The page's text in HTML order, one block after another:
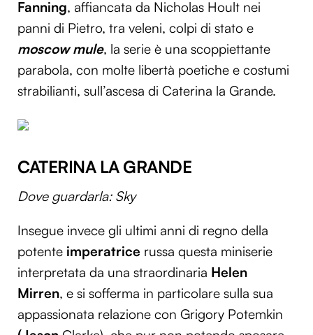
Fanning, affiancata da Nicholas Hoult nei
panni di Pietro, tra veleni, colpi di stato e
moscow mule, la serie è una scoppiettante
parabola, con molte libertà poetiche e costumi
strabilianti, sull’ascesa di Caterina la Grande.
CATERINA LA GRANDE
Dove guardarla: Sky
Insegue invece gli ultimi anni di regno della
potente imperatrice russa questa miniserie
interpretata da una straordinaria Helen
Mirren, e si sofferma in particolare sulla sua
appassionata relazione con Grigory Potemkin